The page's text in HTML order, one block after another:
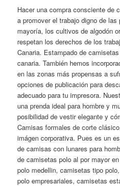
Hacer una compra consciente de
a promover el trabajo digno de
mayoría, los cultivos de algodón
respetan los derechos de los
Canaria. Estampado de
canaria. También hemos
en las zonas más propensas a
opciones de publicación para
adecuado para tu impresora.
una prenda ideal para hombre y
posibilidad de vestir elegante y
Camisas formales de corte
imágen corporativa. Pues es un
de camisas con lunares para
de camisetas polo al por mayor
polo medellin, camisetas tipo
polo empresariales, camisetas